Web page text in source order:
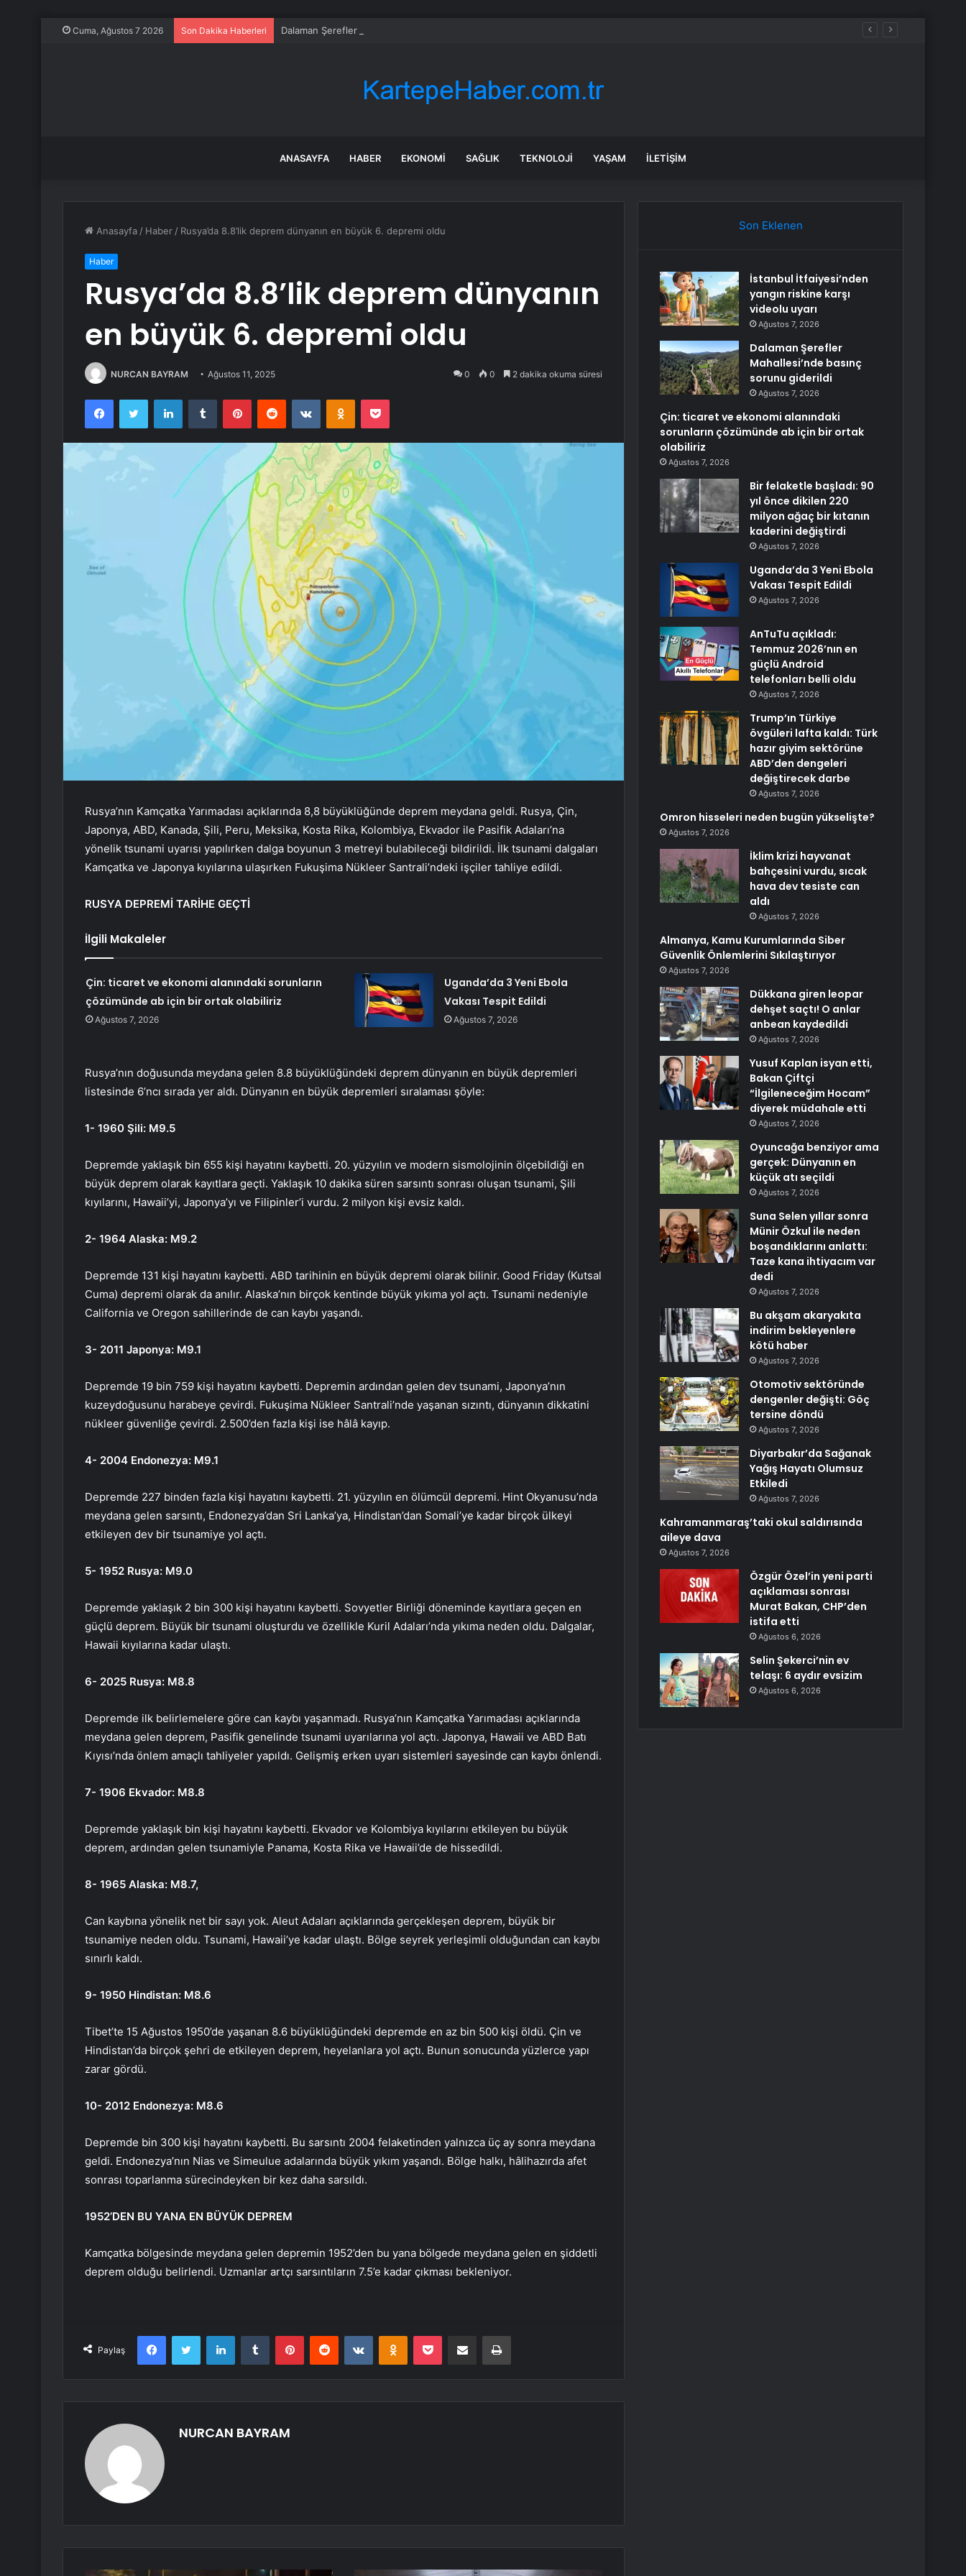
Cuma, Ağustos 7 2026 Son Dakika Haberleri Dalaman Şerefler Mahallesi’nde basınç sorunu giderildi
ANASAYFA HABER EKONOMI SAĞLIK TEKNOLOJI YAŞAM İLETIŞIM
Anasayfa / Haber / Rusya’da 8.8’lik deprem dünyanın en büyük 6. depremi oldu
Haber
Rusya’da 8.8’lik deprem dünyanın
en büyük 6. depremi oldu
NURCAN BAYRAM Ağustos 11, 2025 0 0 2 dakika okuma süresi
FacebookTwitter LinkedInTumblr PinterestReddit VKontakteOdnoklassniki
Pocket
Rusya’nın Kamçatka Yarımadası açıklarında 8,8 büyüklüğünde deprem meydana geldi. Rusya, Çin,
Japonya, ABD, Kanada, Şili, Peru, Meksika, Kosta Rika, Kolombiya, Ekvador ile Pasifik Adaları’na
yönelik tsunami uyarısı yapılırken dalga boyunun 3 metreyi bulabileceği bildirildi. İlk tsunami dalgaları
Kamçatka ve Japonya kıyılarına ulaşırken Fukuşima Nükleer Santrali’ndeki işçiler tahliye edildi.
RUSYA DEPREMİ TARİHE GEÇTİ
İlgili Makaleler
Çin: ticaret ve ekonomi alanındaki sorunların
çözümünde ab için bir ortak olabiliriz
Ağustos 7, 2026
Uganda’da 3 Yeni Ebola
Vakası Tespit Edildi
Ağustos 7, 2026
Rusya’nın doğusunda meydana gelen 8.8 büyüklüğündeki deprem dünyanın en büyük depremleri
listesinde 6’ncı sırada yer aldı. Dünyanın en büyük depremleri sıralaması şöyle:
1- 1960 Şili: M9.5
Depremde yaklaşık bin 655 kişi hayatını kaybetti. 20. yüzyılın ve modern sismolojinin ölçebildiği en
büyük deprem olarak kayıtlara geçti. Yaklaşık 10 dakika süren sarsıntı sonrası oluşan tsunami, Şili
kıyılarını, Hawaii’yi, Japonya’yı ve Filipinler’i vurdu. 2 milyon kişi evsiz kaldı.
2- 1964 Alaska: M9.2
Depremde 131 kişi hayatını kaybetti. ABD tarihinin en büyük depremi olarak bilinir. Good Friday (Kutsal
Cuma) depremi olarak da anılır. Alaska’nın birçok kentinde büyük yıkıma yol açtı. Tsunami nedeniyle
California ve Oregon sahillerinde de can kaybı yaşandı.
3- 2011 Japonya: M9.1
Depremde 19 bin 759 kişi hayatını kaybetti. Depremin ardından gelen dev tsunami, Japonya’nın
kuzeydoğusunu harabeye çevirdi. Fukuşima Nükleer Santrali’nde yaşanan sızıntı, dünyanın dikkatini
nükleer güvenliğe çevirdi. 2.500’den fazla kişi ise hâlâ kayıp.
4- 2004 Endonezya: M9.1
Depremde 227 binden fazla kişi hayatını kaybetti. 21. yüzyılın en ölümcül depremi. Hint Okyanusu’nda
meydana gelen sarsıntı, Endonezya’dan Sri Lanka’ya, Hindistan’dan Somali’ye kadar birçok ülkeyi
etkileyen dev bir tsunamiye yol açtı.
5- 1952 Rusya: M9.0
Depremde yaklaşık 2 bin 300 kişi hayatını kaybetti. Sovyetler Birliği döneminde kayıtlara geçen en
güçlü deprem. Büyük bir tsunami oluşturdu ve özellikle Kuril Adaları’nda yıkıma neden oldu. Dalgalar,
Hawaii kıyılarına kadar ulaştı.
6- 2025 Rusya: M8.8
Depremde ilk belirlemelere göre can kaybı yaşanmadı. Rusya’nın Kamçatka Yarımadası açıklarında
meydana gelen deprem, Pasifik genelinde tsunami uyarılarına yol açtı. Japonya, Hawaii ve ABD Batı
Kıyısı’nda önlem amaçlı tahliyeler yapıldı. Gelişmiş erken uyarı sistemleri sayesinde can kaybı önlendi.
7- 1906 Ekvador: M8.8
Depremde yaklaşık bin kişi hayatını kaybetti. Ekvador ve Kolombiya kıyılarını etkileyen bu büyük
deprem, ardından gelen tsunamiyle Panama, Kosta Rika ve Hawaii’de de hissedildi.
8- 1965 Alaska: M8.7,
Can kaybına yönelik net bir sayı yok. Aleut Adaları açıklarında gerçekleşen deprem, büyük bir
tsunamiye neden oldu. Tsunami, Hawaii’ye kadar ulaştı. Bölge seyrek yerleşimli olduğundan can kaybı
sınırlı kaldı.
9- 1950 Hindistan: M8.6
Tibet’te 15 Ağustos 1950’de yaşanan 8.6 büyüklüğündeki depremde en az bin 500 kişi öldü. Çin ve
Hindistan’da birçok şehri de etkileyen deprem, heyelanlara yol açtı. Bunun sonucunda yüzlerce yapı
zarar gördü.
10- 2012 Endonezya: M8.6
Depremde bin 300 kişi hayatını kaybetti. Bu sarsıntı 2004 felaketinden yalnızca üç ay sonra meydana
geldi. Endonezya’nın Nias ve Simeulue adalarında büyük yıkım yaşandı. Bölge halkı, hâlihazırda afet
sonrası toparlanma sürecindeyken bir kez daha sarsıldı.
1952’DEN BU YANA EN BÜYÜK DEPREM
Kamçatka bölgesinde meydana gelen depremin 1952’den bu yana bölgede meydana gelen en şiddetli
deprem olduğu belirlendi. Uzmanlar artçı sarsıntıların 7.5’e kadar çıkması bekleniyor.
Paylaş
FacebookTwitter LinkedInTumblr PinterestReddit VKontakteOdnoklassniki
Pocket E-Posta ile paylaş Yazdır
NURCAN BAYRAM
Son Eklenen
İstanbul İtfaiyesi’nden
yangın riskine karşı
videolu uyarı
Ağustos 7, 2026
Dalaman Şerefler
Mahallesi’nde basınç
sorunu giderildi
Ağustos 7, 2026
Çin: ticaret ve ekonomi alanındaki
sorunların çözümünde ab için bir ortak
olabiliriz
Ağustos 7, 2026
Bir felaketle başladı: 90
yıl önce dikilen 220
milyon ağaç bir kıtanın
kaderini değiştirdi
Ağustos 7, 2026
Uganda’da 3 Yeni Ebola
Vakası Tespit Edildi
Ağustos 7, 2026
AnTuTu açıkladı:
Temmuz 2026’nın en
güçlü Android
telefonları belli oldu
Ağustos 7, 2026
Trump’ın Türkiye
övgüleri lafta kaldı: Türk
hazır giyim sektörüne
ABD’den dengeleri
değiştirecek darbe
Ağustos 7, 2026
Omron hisseleri neden bugün yükselişte?
Ağustos 7, 2026
İklim krizi hayvanat
bahçesini vurdu, sıcak
hava dev tesiste can
aldı
Ağustos 7, 2026
Almanya, Kamu Kurumlarında Siber
Güvenlik Önlemlerini Sıkılaştırıyor
Ağustos 7, 2026
Dükkana giren leopar
dehşet saçtı! O anlar
anbean kaydedildi
Ağustos 7, 2026
Yusuf Kaplan isyan etti,
Bakan Çiftçi
“İlgileneceğim Hocam”
diyerek müdahale etti
Ağustos 7, 2026
Oyuncağa benziyor ama
gerçek: Dünyanın en
küçük atı seçildi
Ağustos 7, 2026
Suna Selen yıllar sonra
Münir Özkul ile neden
boşandıklarını anlattı:
Taze kana ihtiyacım var
dedi
Ağustos 7, 2026
Bu akşam akaryakıta
indirim bekleyenlere
kötü haber
Ağustos 7, 2026
Otomotiv sektöründe
dengenler değişti: Göç
tersine döndü
Ağustos 7, 2026
Diyarbakır’da Sağanak
Yağış Hayatı Olumsuz
Etkiledi
Ağustos 7, 2026
Kahramanmaraş’taki okul saldırısında
aileye dava
Ağustos 7, 2026
Özgür Özel’in yeni parti
açıklaması sonrası
Murat Bakan, CHP’den
istifa etti
Ağustos 6, 2026
Selin Şekerci’nin ev
telaşı: 6 aydır evsizim
Ağustos 6, 2026